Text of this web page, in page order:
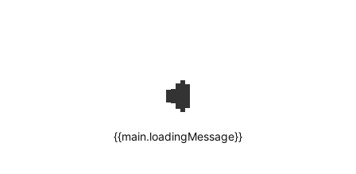
{{main.loadingMessage}}